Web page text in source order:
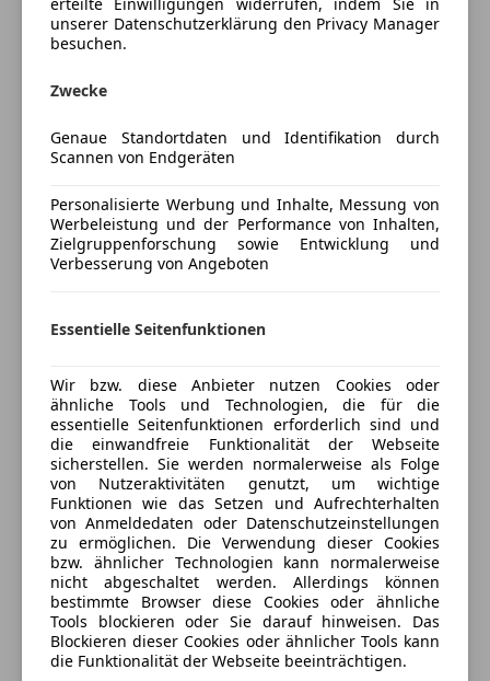
teilb. Rücksitzbank
Tempomat
Apple CarPlay
Bluetooth
Bordcomputer
DAB-Radio
Freisprecheinrichtung
Radio
Sicherheit
ABS
Airbag hinten
Beifahrerairbag
ESP
Fahrerairbag
Fernlichtassistent
Geschwindigkeits-begrenzungsanlage
Isofix
Kopfairbag
LED-Scheinwerfer
LED-Tagfahrlicht
Müdigkeitswarnsystem
Rückfahrkamera
LED Scheinwerfer
Advanced Comfort Federung & Sitze
Mehr anzeigen
Versicherungsschutz an Ihre Bedürfnisse
anpassen
Freischaden-Gutschein ab Stufe 0
Auto einfach online versichern & Rabatt holen
Jetzt berechnen
unserer Datenschutzerklärung den Privacy Manager
besuchen.
Zwecke
Genaue Standortdaten und Identifikation durch
Scannen von Endgeräten
Personalisierte Werbung und Inhalte, Messung von
Werbeleistung und der Performance von Inhalten,
Zielgruppenforschung sowie Entwicklung und
Verbesserung von Angeboten
Essentielle Seitenfunktionen
Wir bzw. diese Anbieter nutzen Cookies oder
ähnliche Tools und Technologien, die für die
essentielle Seitenfunktionen erforderlich sind und
die einwandfreie Funktionalität der Webseite
sicherstellen. Sie werden normalerweise als Folge
von Nutzeraktivitäten genutzt, um wichtige
Funktionen wie das Setzen und Aufrechterhalten
von Anmeldedaten oder Datenschutzeinstellungen
zu ermöglichen. Die Verwendung dieser Cookies
bzw. ähnlicher Technologien kann normalerweise
nicht abgeschaltet werden. Allerdings können
bestimmte Browser diese Cookies oder ähnliche
Tools blockieren oder Sie darauf hinweisen. Das
Blockieren dieser Cookies oder ähnlicher Tools kann
die Funktionalität der Webseite beeinträchtigen.